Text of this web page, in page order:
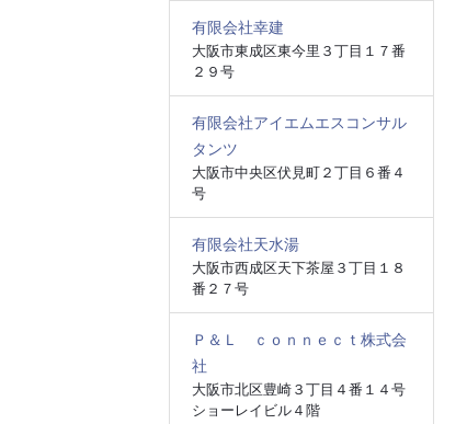
有限会社幸建
大阪市東成区東今里３丁目１７番
２９号
有限会社アイエムエスコンサル
タンツ
大阪市中央区伏見町２丁目６番４
号
有限会社天水湯
大阪市西成区天下茶屋３丁目１８
番２７号
Ｐ＆Ｌ ｃｏｎｎｅｃｔ株式会
社
大阪市北区豊崎３丁目４番１４号
ショーレイビル４階